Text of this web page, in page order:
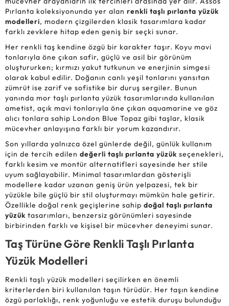
Pırlanta koleksiyonunda yer alan renkli taşlı pırlanta yüzük
modelleri, modern çizgilerden klasik tasarımlara kadar
farklı zevklere hitap eden geniş bir seçki sunar.
Her renkli taş kendine özgü bir karakter taşır. Koyu mavi
tonlarıyla öne çıkan safir, güçlü ve asil bir görünüm
oluştururken; kırmızı yakut tutkunun ve enerjinin simgesi
olarak kabul edilir. Doğanın canlı yeşil tonlarını yansıtan
zümrüt ise zarif ve sofistike bir duruş sergiler. Bunun
yanında mor taşlı pırlanta yüzük tasarımlarında kullanılan
ametist, açık mavi tonlarıyla öne çıkan aquamarine ve göz
alıcı tonlara sahip London Blue Topaz gibi taşlar, klasik
mücevher anlayışına farklı bir yorum kazandırır.
Son yıllarda yalnızca özel günlerde değil, günlük kullanım
için de tercih edilen değerli taşlı pırlanta yüzük seçenekleri,
farklı kesim ve montür alternatifleri sayesinde her stile
uyum sağlayabilir. Minimal tasarımlardan gösterişli
modellere kadar uzanan geniş ürün yelpazesi, tek bir
yüzükle bile güçlü bir stil oluşturmayı mümkün hale getirir.
Özellikle doğal renk geçişlerine sahip doğal taşlı pırlanta
yüzük tasarımları, benzersiz görünümleri sayesinde
birbirinden farklı ve kişisel bir mücevher deneyimi sunar.
Taş Türüne Göre Renkli Taşlı Pırlanta
Yüzük Modelleri
Renkli taşlı yüzük modelleri seçilirken en önemli
kriterlerden biri kullanılan taşın türüdür. Her taşın kendine
özgü parlaklığı, renk yoğunluğu ve estetik duruşu bulunduğu